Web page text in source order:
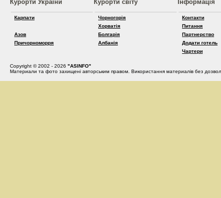
Курорти України
Карпати
Азов
Причорноморря
Курорти світу
Чорногорія
Хорватія
Болгарія
Албанія
Інформація
Контакти
Питання
Партнерство
Додати готель
Чартери
Copyright © 2002 - 2026 "ASINFO"
Материали та фото захищені авторським правом. Використання материалів без